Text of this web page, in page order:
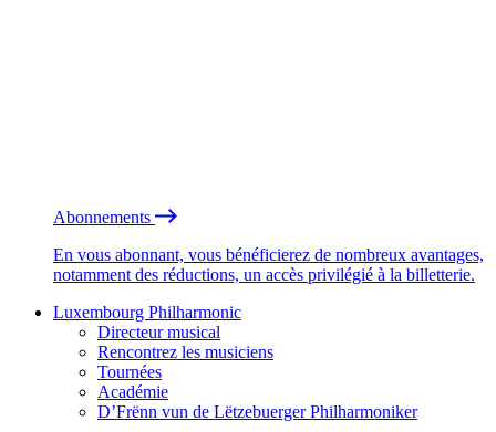
Abonnements
En vous abonnant, vous bénéficierez de nombreux avantages,
notamment des réductions, un accès privilégié à la billetterie.
Luxembourg Philharmonic
Directeur musical
Rencontrez les musiciens
Tournées
Académie
D’Frënn vun de Lëtzebuerger Philharmoniker